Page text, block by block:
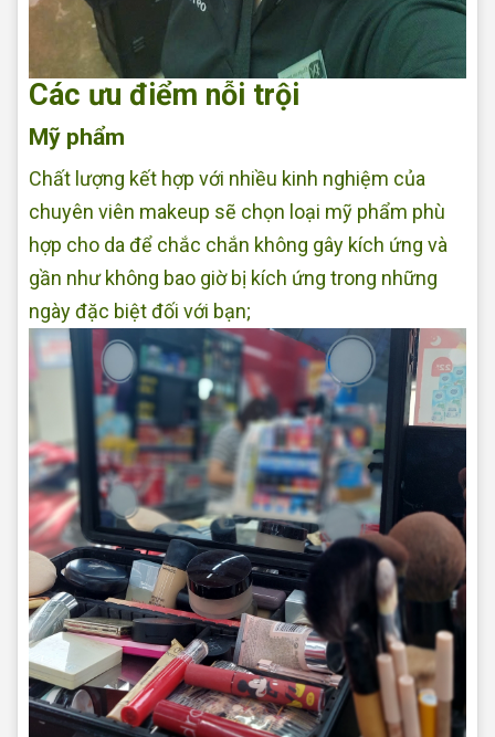
Các ưu điểm nỗi trội
Mỹ phẩm
Chất lượng kết hợp với nhiều kinh nghiệm của
chuyên viên makeup sẽ chọn loại mỹ phẩm phù
hợp cho da để chắc chắn không gây kích ứng và
gần như không bao giờ bị kích ứng trong những
ngày đặc biệt đối với bạn;